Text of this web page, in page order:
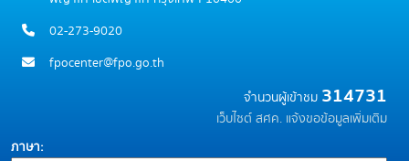
02-273-9020
fpocenter@fpo.go.th
จำนวนผู้เข้าชม 314731
เว็บไซต์ สศค. แจ้งขอข้อมูลเพิ่มเติม
ภาษา